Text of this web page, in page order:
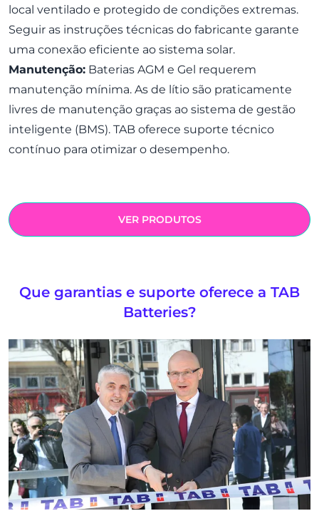
local ventilado e protegido de condições extremas.
Seguir as instruções técnicas do fabricante garante
uma conexão eficiente ao sistema solar.
Manutenção: Baterias AGM e Gel requerem
manutenção mínima. As de lítio são praticamente
livres de manutenção graças ao sistema de gestão
inteligente (BMS). TAB oferece suporte técnico
contínuo para otimizar o desempenho.
VER PRODUTOS
Que garantias e suporte oferece a TAB
Batteries?